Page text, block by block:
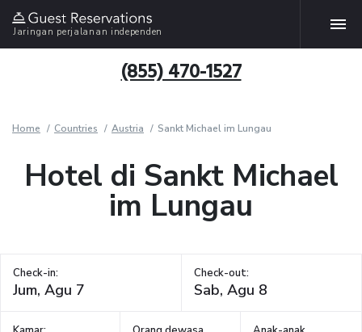
Jaringan perjalanan independen
(855) 470-1527
Home Countries Austria Sankt Michael im Lungau
Hotel di Sankt Michael
im Lungau
Check-in: Check-out: